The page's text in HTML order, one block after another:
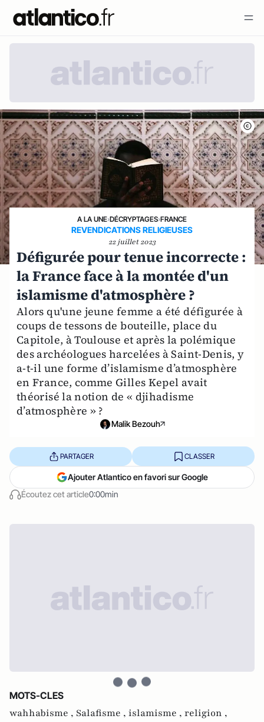
A LA UNE›DÉCRYPTAGES›FRANCE
REVENDICATIONS RELIGIEUSES
22 juillet 2023
Défigurée pour tenue incorrecte :
la France face à la montée d'un
islamisme d'atmosphère ?
Alors qu'une jeune femme a été défigurée à
coups de tessons de bouteille, place du
Capitole, à Toulouse et après la polémique
des archéologues harcelées à Saint-Denis, y
a-t-il une forme d’islamisme d’atmosphère
en France, comme Gilles Kepel avait
théorisé la notion de « djihadisme
d’atmosphère » ?
Malik Bezouh
Écoutez cet article0:00min
PARTAGER CLASSER
Ajouter Atlantico en favori sur Google
MOTS-CLES
wahhabisme , Salafisme , islamisme , religion ,